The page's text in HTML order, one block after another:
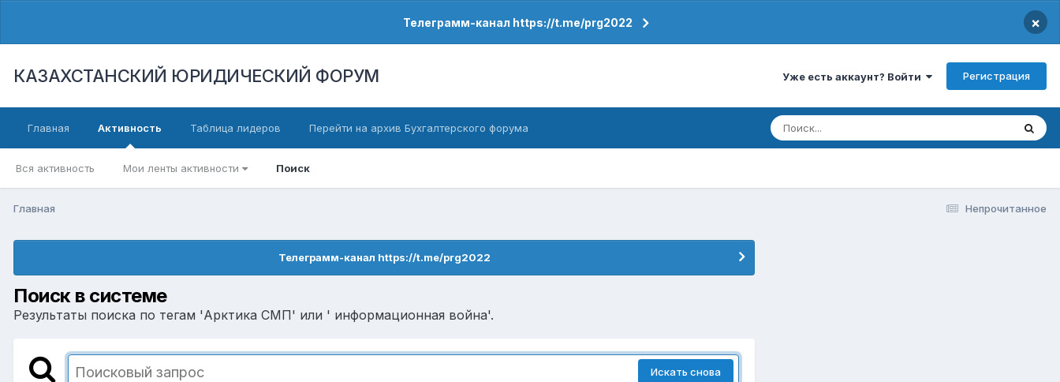
Телеграмм-канал https://t.me/prg2022 ×
КАЗАХСТАНСКИЙ ЮРИДИЧЕСКИЙ ФОРУМ Уже есть аккаунт? Войти Регистрация
Главная Активность
Вся активность Мои ленты активности Поиск
Таблица лидеров Перейти на архив Бухгалтерского форума
Непрочитанное
Главная
Телеграмм-канал https://t.me/prg2022
Поиск в системе
Результаты поиска по тегам 'Арктика СМП' или ' информационная война'.
Искать снова